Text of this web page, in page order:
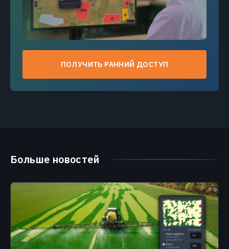
ПОЛУЧИТЬ РАННИЙ ДОСТУП
Больше новостей